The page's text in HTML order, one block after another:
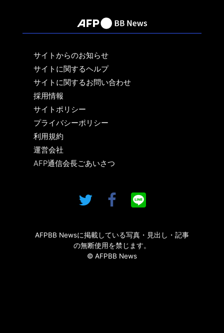
サイトからのお知らせ
サイトに関するヘルプ
サイトに関するお問い合わせ
採用情報
サイトポリシー
プライバシーポリシー
利用規約
運営会社
AFP通信会長ごあいさつ
AFPBB Newsに掲載している写真・見出し・記事
の無断使用を禁じます。
© AFPBB News